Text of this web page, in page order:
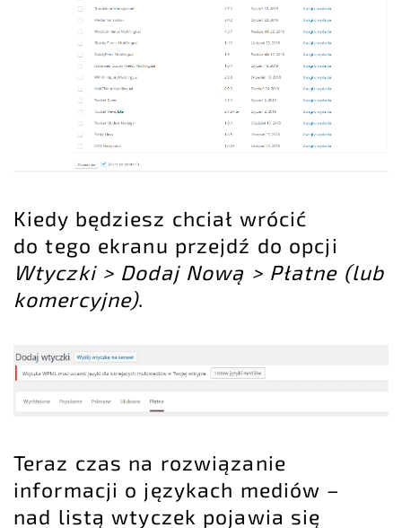
Kiedy będziesz chciał wrócić
do tego ekranu przejdź do opcji
Wtyczki > Dodaj Nową > Płatne (lub
komercyjne).
Teraz czas na rozwiązanie
informacji o językach mediów –
nad listą wtyczek pojawia się